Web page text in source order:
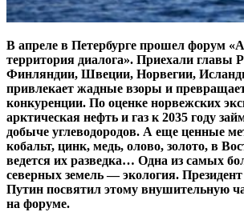
В апреле в Петербурге прошел форум
территория диалога». Приехали главы
Финляндии, Швеции, Норвегии,
привлекает жадные взоры и
конкуренции. По оценке норвежских
арктическая нефть и газ к 2035 году
добыче углеводородов. А еще ценные
кобальт, цинк, медь, олово, золото, в
ведется их разведка… Одна из самых
северных земель — экология.
Путин посвятил этому внушительную
на форуме.